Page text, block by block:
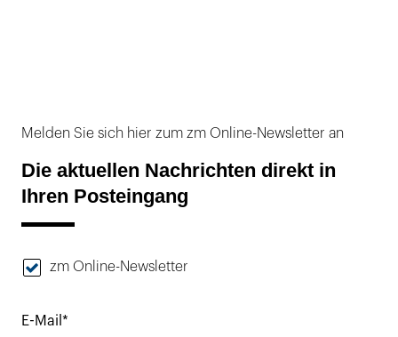
Melden Sie sich hier zum zm Online-Newsletter an
Die aktuellen Nachrichten direkt in
Ihren Posteingang
zm Online-Newsletter
E-Mail*